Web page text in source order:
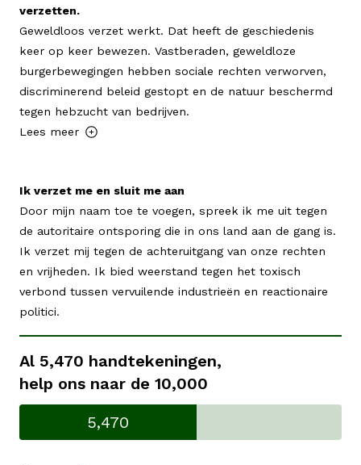
verzetten.
Geweldloos verzet werkt. Dat heeft de geschiedenis
keer op keer bewezen. Vastberaden, geweldloze
burgerbewegingen hebben sociale rechten verworven,
discriminerend beleid gestopt en de natuur beschermd
tegen hebzucht van bedrijven.
Lees meer
Ik verzet me en sluit me aan
Door mijn naam toe te voegen, spreek ik me uit tegen
de autoritaire ontsporing die in ons land aan de gang is.
Ik verzet mij tegen de achteruitgang van onze rechten
en vrijheden. Ik bied weerstand tegen het toxisch
verbond tussen vervuilende industrieën en reactionaire
politici.
Al 5,470 handtekeningen,
help ons naar de 10,000
5,470